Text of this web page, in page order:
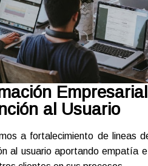
al Usuario
a fortalecimiento de lineas
al usuario aportando empatía